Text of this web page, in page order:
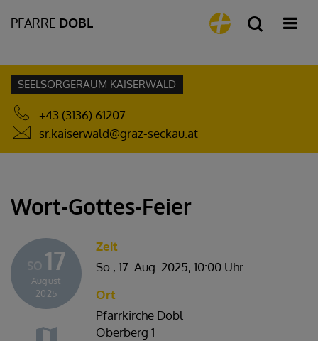
PFARRE DOBL
SEELSORGERAUM KAISERWALD
+43 (3136) 61207
sr.kaiserwald@graz-seckau.at
Wort-Gottes-Feier
SO 17
August
2025
Zeit
So., 17. Aug. 2025, 10:00 Uhr
Ort
Pfarrkirche Dobl
Oberberg 1